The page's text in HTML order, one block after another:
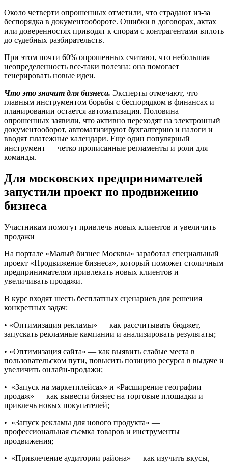
Около четверти опрошенных отметили, что страдают из-за
беспорядка в документообороте. Ошибки в договорах, актах
или доверенностях приводят к спорам с контрагентами вплоть
до судебных разбирательств.
При этом почти 60% опрошенных считают, что небольшая
неопределенность все-таки полезна: она помогает
генерировать новые идеи.
Что это значит для бизнеса. Эксперты отмечают, что
главным инструментом борьбы с беспорядком в финансах и
планировании остается автоматизация. Половина
опрошенных заявили, что активно переходят на электронный
документооборот, автоматизируют бухгалтерию и налоги и
вводят платежные календари. Еще один популярный
инструмент — четко прописанные регламенты и роли для
команды.
Для московских предпринимателей
запустили проект по продвижению
бизнеса
Участникам помогут привлечь новых клиентов и увеличить
продажи
На портале «Малый бизнес Москвы» заработал специальный
проект «Продвижение бизнеса», который поможет столичным
предпринимателям привлекать новых клиентов и
увеличивать продажи.
В курс входят шесть бесплатных сценариев для решения
конкретных задач:
• «Оптимизация рекламы» — как рассчитывать бюджет,
запускать рекламные кампании и анализировать результаты;
• «Оптимизация сайта» — как выявить слабые места в
пользовательском пути, повысить позицию ресурса в выдаче и
увеличить онлайн-продажи;
• «Запуск на маркетплейсах» и «Расширение географии
продаж» — как вывести бизнес на торговые площадки и
привлечь новых покупателей;
• «Запуск рекламы для нового продукта» —
профессиональная съемка товаров и инструменты
продвижения;
• «Привлечение аудитории района» — как изучить вкусы,